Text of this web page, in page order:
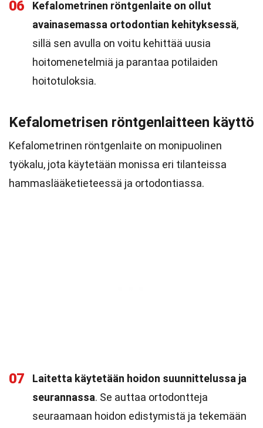
06
Kefalometrinen röntgenlaite on ollut
avainasemassa ortodontian kehityksessä,
sillä sen avulla on voitu kehittää uusia
hoitomenetelmiä ja parantaa potilaiden
hoitotuloksia.
Kefalometrisen röntgenlaitteen käyttö
Kefalometrinen röntgenlaite on monipuolinen
työkalu, jota käytetään monissa eri tilanteissa
hammaslääketieteessä ja ortodontiassa.
07
Laitetta käytetään hoidon suunnittelussa ja
seurannassa. Se auttaa ortodontteja
seuraamaan hoidon edistymistä ja tekemään